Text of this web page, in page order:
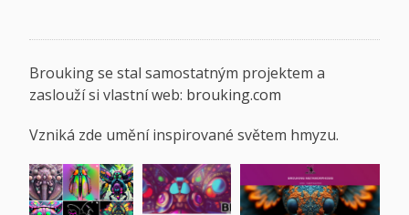
Brouking se stal samostatným projektem a
zaslouží si vlastní web: brouking.com
Vzniká zde umění inspirované světem hmyzu.